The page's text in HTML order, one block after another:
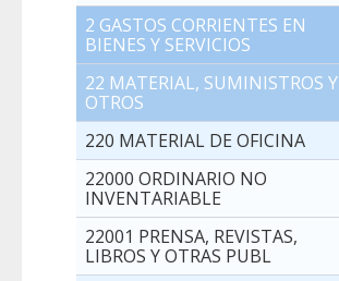
2 GASTOS CORRIENTES EN
BIENES Y SERVICIOS
22 MATERIAL, SUMINISTROS Y
OTROS
220 MATERIAL DE OFICINA
22000 ORDINARIO NO
INVENTARIABLE
22001 PRENSA, REVISTAS,
LIBROS Y OTRAS PUBL